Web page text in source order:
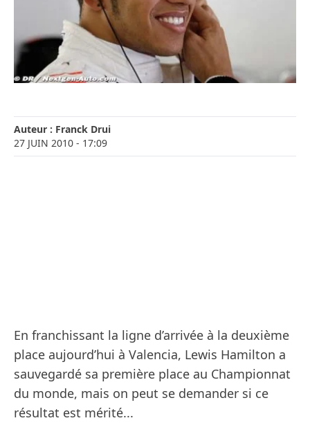
Auteur : Franck Drui
27 JUIN 2010 - 17:09
En franchissant la ligne d’arrivée à la deuxième
place aujourd’hui à Valencia, Lewis Hamilton a
sauvegardé sa première place au Championnat
du monde, mais on peut se demander si ce
résultat est mérité...